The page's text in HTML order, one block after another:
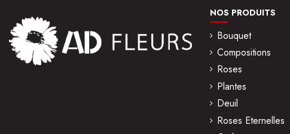
NOS PRODUITS
Bouquet
Compositions
Roses
Plantes
Deuil
Roses Eternelles